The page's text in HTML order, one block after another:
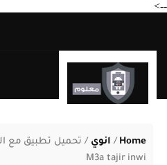
-->
Home
/ انوي / تحميل تطبيق مع
M3a tajir inwi